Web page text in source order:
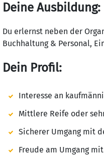
Deine Ausbildung:
Du erlernst neben der
Buchhaltung & Personal,
Dein Profil:
Interesse an
Mittlere Reife oder
Sicherer Umgang mit
Freude am Umgang